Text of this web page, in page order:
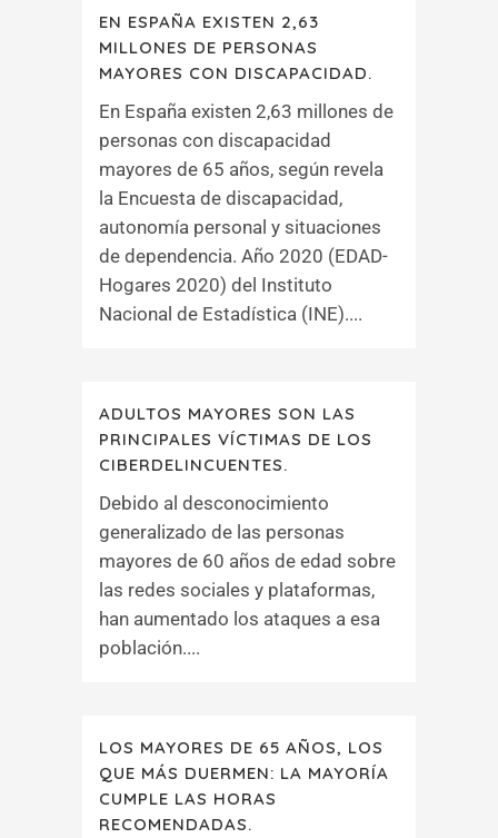
EN ESPAÑA EXISTEN 2,63
MILLONES DE PERSONAS
MAYORES CON DISCAPACIDAD.
En España existen 2,63 millones de
personas con discapacidad
mayores de 65 años, según revela
la Encuesta de discapacidad,
autonomía personal y situaciones
de dependencia. Año 2020 (EDAD-
Hogares 2020) del Instituto
Nacional de Estadística (INE)....
ADULTOS MAYORES SON LAS
PRINCIPALES VÍCTIMAS DE LOS
CIBERDELINCUENTES.
Debido al desconocimiento
generalizado de las personas
mayores de 60 años de edad sobre
las redes sociales y plataformas,
han aumentado los ataques a esa
población....
LOS MAYORES DE 65 AÑOS, LOS
QUE MÁS DUERMEN: LA MAYORÍA
CUMPLE LAS HORAS
RECOMENDADAS.